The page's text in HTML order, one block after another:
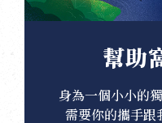
幫助
身為一個小小的
需要你的攜手跟